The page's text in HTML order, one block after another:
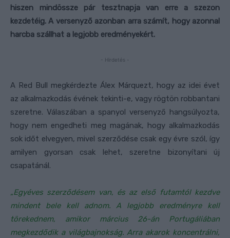
hiszen mindössze pár tesztnapja van erre a szezon
kezdetéig. A versenyző azonban arra számít, hogy azonnal
harcba szállhat a legjobb eredményekért.
- Hirdetés -
A Red Bull megkérdezte Álex Márquezt, hogy az idei évet
az alkalmazkodás évének tekinti-e, vagy rögtön robbantani
szeretne. Válaszában a spanyol versenyző hangsúlyozta,
hogy nem engedheti meg magának, hogy alkalmazkodás
sok időt elvegyen, mivel szerződése csak egy évre szól, így
amilyen gyorsan csak lehet, szeretne bizonyítani új
csapatánál.
„Egyéves szerződésem van, és az első futamtól kezdve
mindent bele kell adnom. A legjobb eredményre kell
törekednem, amikor március 26-án Portugáliában
megkezdődik a világbajnokság. Arra akarok koncentrálni,